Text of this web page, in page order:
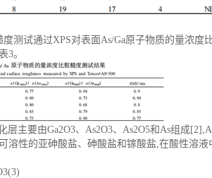
度测试通过XPS对表面As/Ga原子物质的量浓度
3。
层主要由Ga2O3、As2O3、As2O5和As组成
溶性的亚砷酸盐、砷酸盐和镓酸盐,在酸性溶